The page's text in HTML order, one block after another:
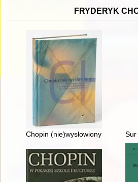
FRYDERYK
Chopin (nie)wysłowiony : wokół